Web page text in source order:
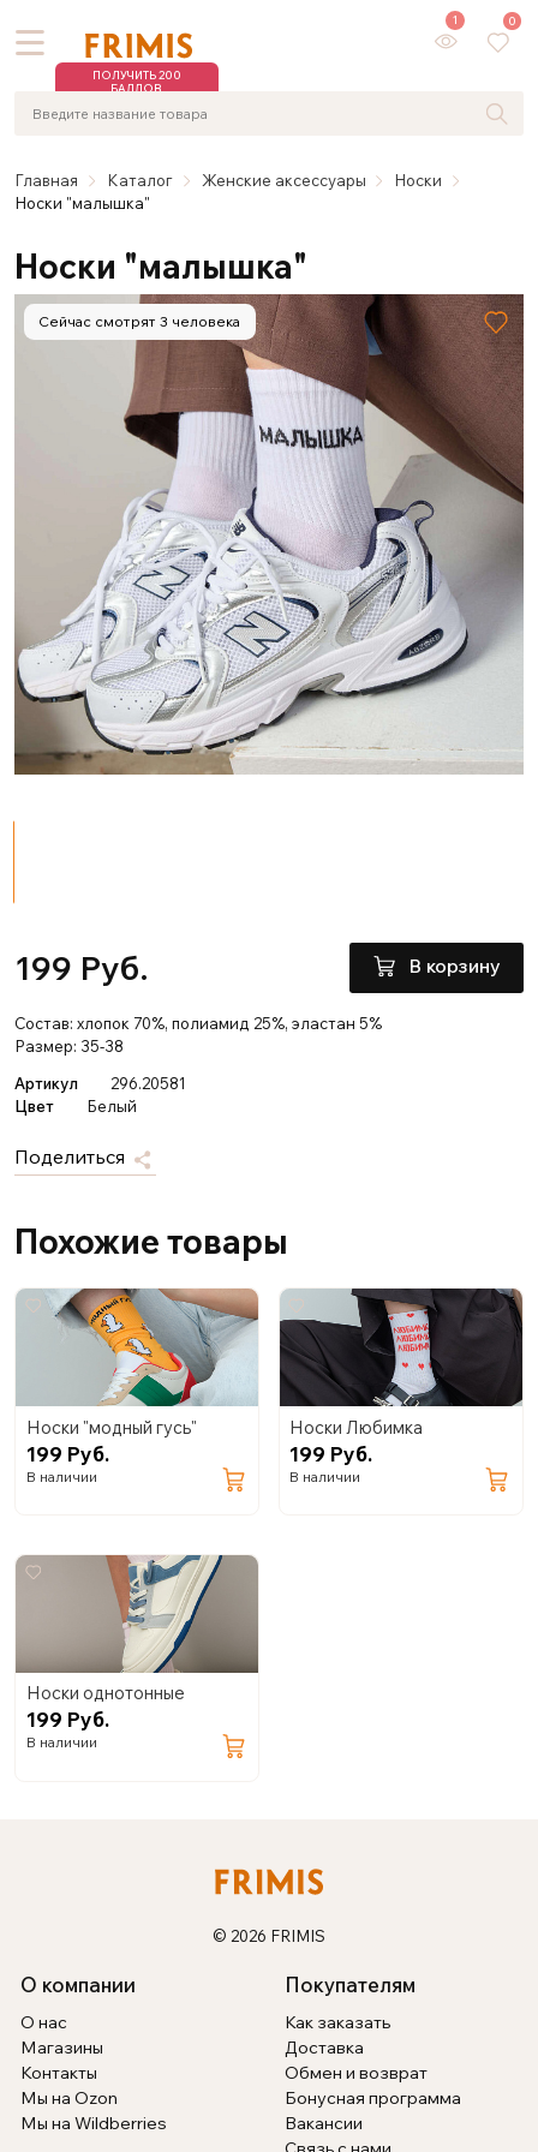
ПОЛУЧИТЬ 200
БАЛЛОВ
1 0
Главная Каталог Женские аксессуары
Носки
Носки "малышка"
Носки "малышка"
Сейчас смотрят 3 человека
199 Руб. В корзину
Состав: хлопок 70%, полиамид 25%, эластан 5%
Размер: 35-38
Артикул
296.20581
Цвет
Белый
Поделиться
Похожие товары
Носки "модный гусь"
199 Руб.
В наличии
Носки Любимка
199 Руб.
В наличии
Носки однотонные
199 Руб.
В наличии
© 2026 FRIMIS
О компании
О нас
Магазины
Контакты
Мы на Ozon
Мы на Wildberries
Покупателям
Как заказать
Доставка
Обмен и возврат
Бонусная программа
Вакансии